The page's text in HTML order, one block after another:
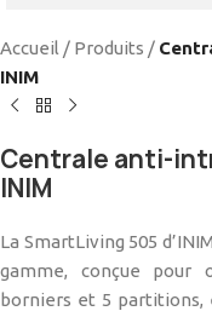
Accueil / Produits /
INIM
Centrale anti-
INIM
La SmartLiving 505
gamme, conçue pour
borniers et 5 partitions,